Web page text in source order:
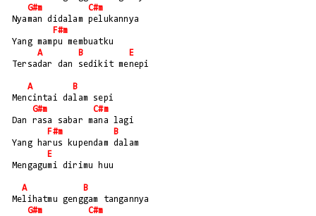
G#m
C#m
Nyaman didalam pelukannya
F#m
Yang mampu membuatku
A
B
E
Tersadar dan sedikit menepi
A
B
Mencintai dalam sepi
G#m
C#m
Dan rasa sabar mana lagi
F#m
B
Yang harus kupendam dalam
E
Mengagumi dirimu huu
A
B
Melihatmu genggam tangannya
G#m
C#m